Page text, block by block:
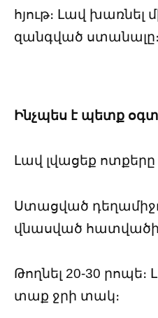
հյութ։ Լավ
զանգված ստանալը։
Ինչպես է պետք
Լավ լվացեք ոտքերը
Ստացված
վնասված
Թողնել 20-30
տաք ջրի տակ։